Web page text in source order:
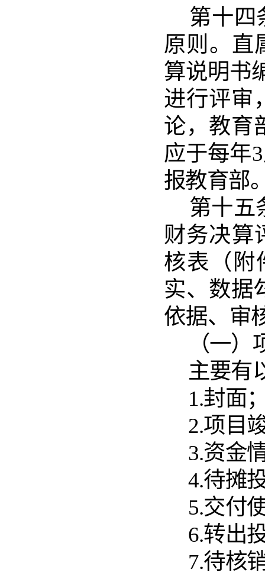
第十四
原则。 直
算说明书
进行评审
论，教育
应于每年3
报教育部
第十五
财务决算
核表
（ 附
实、数据
依据、审
（一
主要有
1.封面
2.项目
3.资金
4.待摊
5.交付
6.转出
7.待核